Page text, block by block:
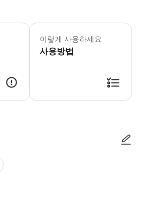
* 버스는 09:20에 0번 정류장(Av.
편리한 부에노스아이레스 시티투어
이렇게 사용하세요
사용방법